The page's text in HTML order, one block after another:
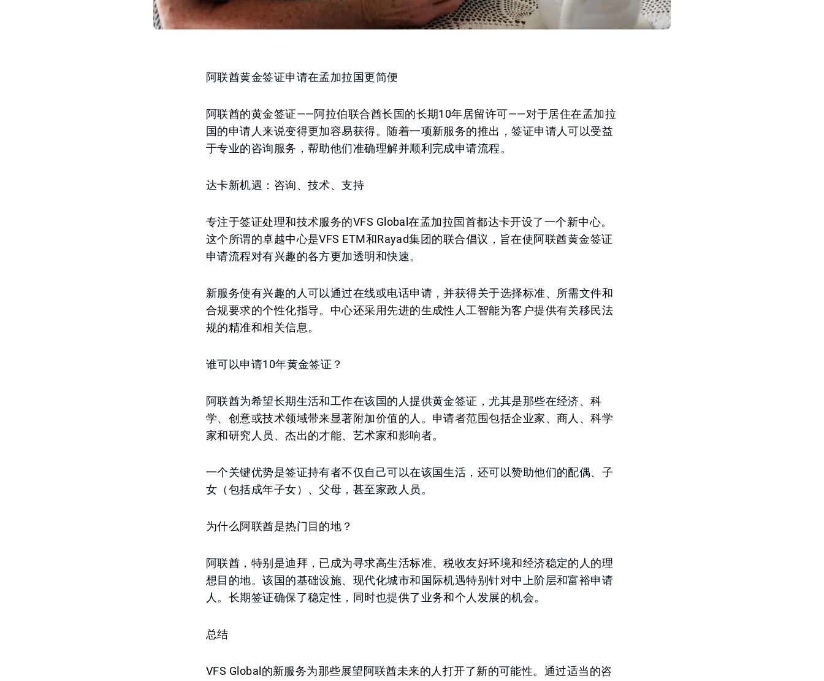
阿联酋黄金签证申请在孟加拉国更简便
阿联酋的黄金签证——阿拉伯联合酋长国的长期10年居留许可——对于居住在孟加拉
国的申请人来说变得更加容易获得。随着一项新服务的推出，签证申请人可以受益
于专业的咨询服务，帮助他们准确理解并顺利完成申请流程。
达卡新机遇：咨询、技术、支持
专注于签证处理和技术服务的VFS Global在孟加拉国首都达卡开设了一个新中心。
这个所谓的卓越中心是VFS ETM和Rayad集团的联合倡议，旨在使阿联酋黄金签证
申请流程对有兴趣的各方更加透明和快速。
新服务使有兴趣的人可以通过在线或电话申请，并获得关于选择标准、所需文件和
合规要求的个性化指导。中心还采用先进的生成性人工智能为客户提供有关移民法
规的精准和相关信息。
谁可以申请10年黄金签证？
阿联酋为希望长期生活和工作在该国的人提供黄金签证，尤其是那些在经济、科
学、创意或技术领域带来显著附加价值的人。申请者范围包括企业家、商人、科学
家和研究人员、杰出的才能、艺术家和影响者。
一个关键优势是签证持有者不仅自己可以在该国生活，还可以赞助他们的配偶、子
女（包括成年子女）、父母，甚至家政人员。
为什么阿联酋是热门目的地？
阿联酋，特别是迪拜，已成为寻求高生活标准、税收友好环境和经济稳定的人的理
想目的地。该国的基础设施、现代化城市和国际机遇特别针对中上阶层和富裕申请
人。长期签证确保了稳定性，同时也提供了业务和个人发展的机会。
总结
VFS Global的新服务为那些展望阿联酋未来的人打开了新的可能性。通过适当的咨